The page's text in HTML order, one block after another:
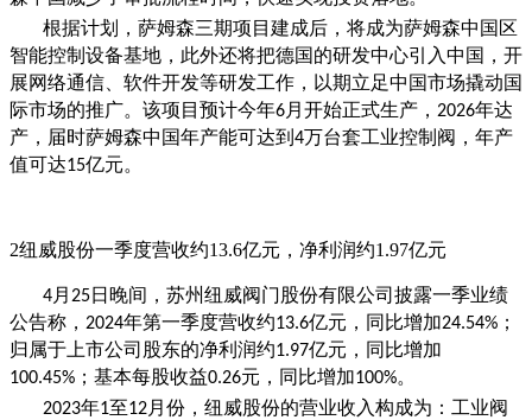
根据计划，萨姆森三期项目建成后，将成为萨姆森中国区
智能控制设备基地，此外还将把德国的研发中心引入中国，开
展网络通信、软件开发等研发工作，以期立足中国市场撬动国
际市场的推广。该项目预计今年6月开始正式生产， 2026年达
产，届时萨姆森中国年产能可达到 4万台套工业控制阀，年产
值可达15亿元。
2纽威股份一季度营收约13.6亿元，净利润约1.97亿元
4月 25日晚间，苏州纽威阀门股份有限公司披露一季业绩
公告称， 2024年第一季度营收约13.6亿元，同比增加24.54% ；
归属于上市公司股东的净利润约1.97亿元，同比增加
100.45% ；基本每股收益0.26元，同比增加100%。
2023年1至12月份，纽威股份的营业收入构成为：工业阀